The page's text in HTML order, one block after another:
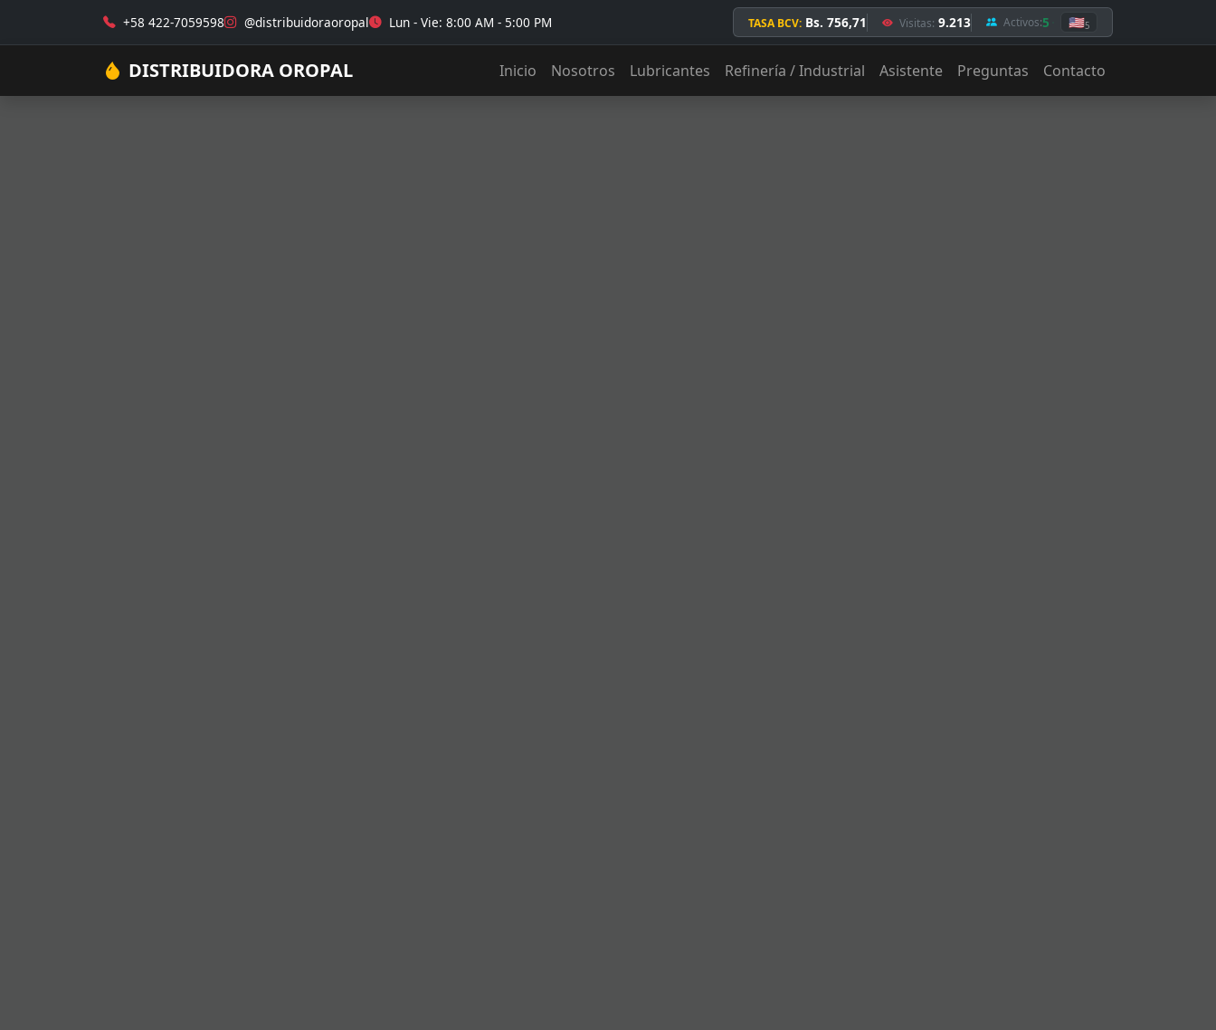
+58 422-7059598 @distribuidoraoropal Lun - Vie: 8:00 AM - 5:00 PM TASA BCV: Bs. 756,71 Visitas: 9.213 Activos:5 🇺🇸5
DISTRIBUIDORA OROPAL Inicio Nosotros Lubricantes Refinería / Industrial Asistente Preguntas Contacto